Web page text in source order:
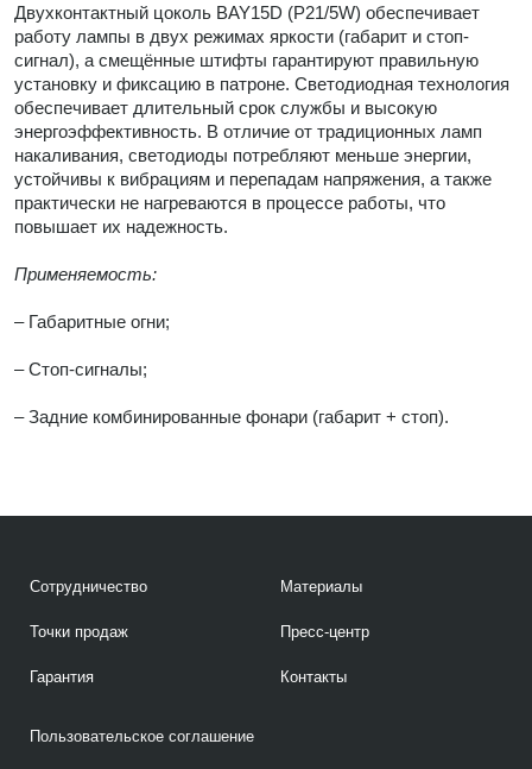
Двухконтактный цоколь BAY15D (P21/5W) обеспечивает
работу лампы в двух режимах яркости (габарит и стоп-
сигнал), а смещённые штифты гарантируют правильную
установку и фиксацию в патроне. Светодиодная технология
обеспечивает длительный срок службы и высокую
энергоэффективность. В отличие от традиционных ламп
накаливания, светодиоды потребляют меньше энергии,
устойчивы к вибрациям и перепадам напряжения, а также
практически не нагреваются в процессе работы, что
повышает их надежность.
Применяемость:
– Габаритные огни;
– Стоп-сигналы;
– Задние комбинированные фонари (габарит + стоп).
Сотрудничество
Точки продаж
Гарантия
Материалы
Пресс-центр
Контакты
Пользовательское соглашение